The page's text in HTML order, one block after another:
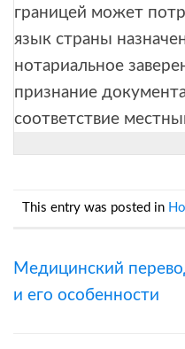
границей может
язык страны
нотариальное
признание
соответствие
This entry was posted in
Медицинский
и его особенности